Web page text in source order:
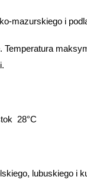
mazurskiego i
28°C
lubuskiego i